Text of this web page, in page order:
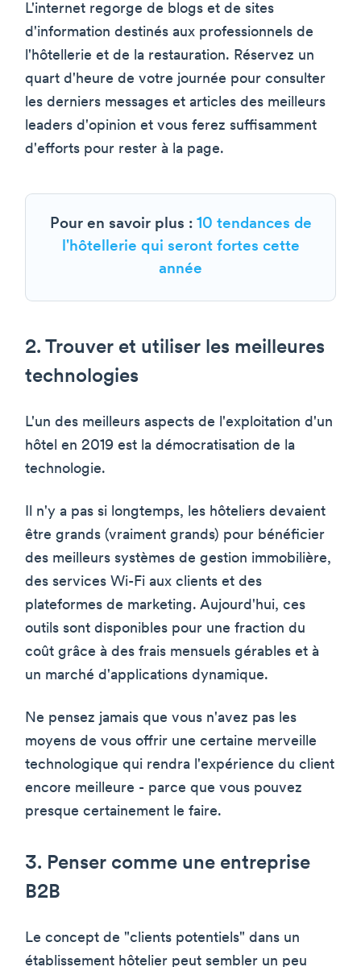
L'internet regorge de blogs et de sites
d'information destinés aux professionnels de
l'hôtellerie et de la restauration. Réservez un
quart d'heure de votre journée pour consulter
les derniers messages et articles des meilleurs
leaders d'opinion et vous ferez suffisamment
d'efforts pour rester à la page.
Pour en savoir plus : 10 tendances de
l'hôtellerie qui seront fortes cette
année
2. Trouver et utiliser les meilleures
technologies
L'un des meilleurs aspects de l'exploitation d'un
hôtel en 2019 est la démocratisation de la
technologie.
Il n'y a pas si longtemps, les hôteliers devaient
être grands (vraiment grands) pour bénéficier
des meilleurs systèmes de gestion immobilière,
des services Wi-Fi aux clients et des
plateformes de marketing. Aujourd'hui, ces
outils sont disponibles pour une fraction du
coût grâce à des frais mensuels gérables et à
un marché d'applications dynamique.
Ne pensez jamais que vous n'avez pas les
moyens de vous offrir une certaine merveille
technologique qui rendra l'expérience du client
encore meilleure - parce que vous pouvez
presque certainement le faire.
3. Penser comme une entreprise
B2B
Le concept de "clients potentiels" dans un
établissement hôtelier peut sembler un peu